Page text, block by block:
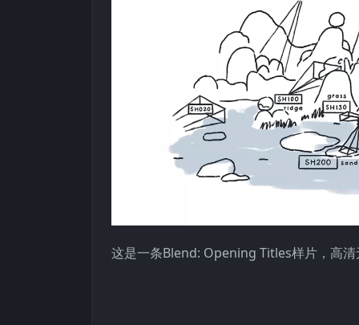
这是一条Blend: Opening Titles样片，高